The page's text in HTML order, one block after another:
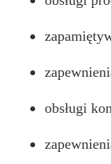
obsługi